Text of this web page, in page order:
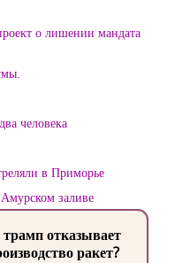
о лишении мандата
человека
в Приморье
заливе
отказывает
ракет?